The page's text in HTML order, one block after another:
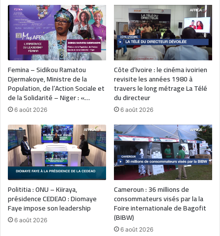
Femina – Sidikou Ramatou
Djermakoye, Ministre de la
Population, de l’Action Sociale et
de la Solidarité – Niger : «…
6 août 2026
Côte d’Ivoire : le cinéma ivoirien
revisite les années 1980 à
travers le long métrage La Télé
du directeur
6 août 2026
Polititia : ONU – Kiiraya,
présidence CEDEAO : Diomaye
Faye impose son leadership
6 août 2026
Cameroun : 36 millions de
consommateurs visés par la la
Foire internationale de Bagofit
(BIBW)
6 août 2026